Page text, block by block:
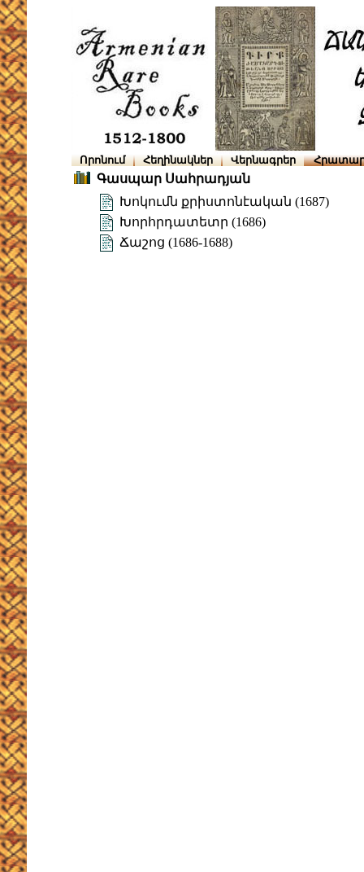
Որոնում Հեղինակներ Վերնագրեր
Գասպար Սահրադյան
Խոկումն քրիստոնէական (1687)
Խորհրդատետր (1686)
Ճաշոց (1686-1688)